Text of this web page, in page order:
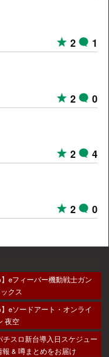
2 1
2 0
2 4
2 0
】eフィーバー機動戦士ガン
クス
】eソードアート・オンライ
夜空
チスロ新台導入日スケジュー
& 噂まとめをお届け